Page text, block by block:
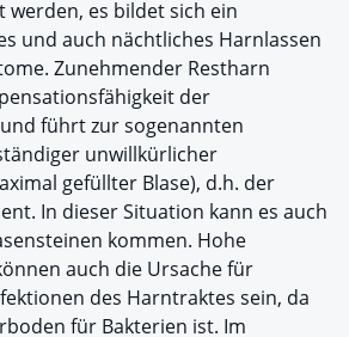
es bildet sich ein
und auch nächtliches Harnlassen
Zunehmender Restharn
der
führt zur sogenannten
unwillkürlicher
gefüllter Blase), d.h. der
In dieser Situation kann es auch
kommen. Hohe
auch die Ursache für
des Harntraktes sein, da
für Bakterien ist. Im